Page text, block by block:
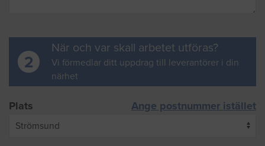
2
När och var skall arbetet utföras?
Vi förmedlar ditt uppdrag till leverantörer i din
närhet
Plats Ange postnummer istället